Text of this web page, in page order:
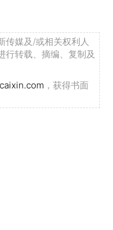
传媒及/或相关权利人
行转载、摘编、复制及
，获得书面